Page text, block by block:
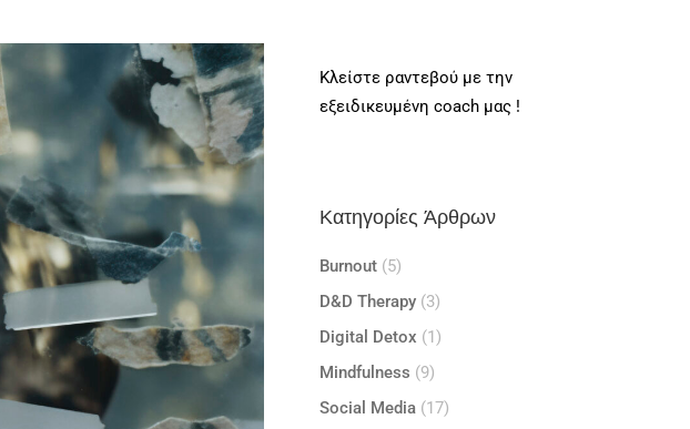
Κλείστε ραντεβού με την
εξειδικευμένη coach μας !
Κατηγορίες Άρθρων
Burnout(5)
D&D Therapy(3)
Digital Detox (1)
Mindfulness (9)
Social Media(17)